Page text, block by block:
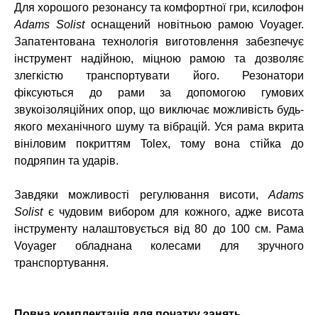
Для хорошого резонансу та комфортної гри, ксилофон
Adams Solistоснащений новітньою рамою Voyager.
Запатентована технологія виготовлення забезпечує
інструмент надійною, міцною рамою та дозволяє
злегкістю транспортувати його. Резонатори
фіксуються до рами за допомогою гумових
звукоізоляційних опор, що виключає можливість будь-
якого механічного шуму та вібрацій. Уся рама вкрита
вініловим покриттям Tolex, тому вона стійка до
подряпин та ударів.
Завдяки можливості регулювання висоти, Adams
Solistє чудовим вибором для кожного, адже висота
інструменту налаштовується від 80 до 100 см. Рама
Voyager обладнана колесами для зручного
транспортування.